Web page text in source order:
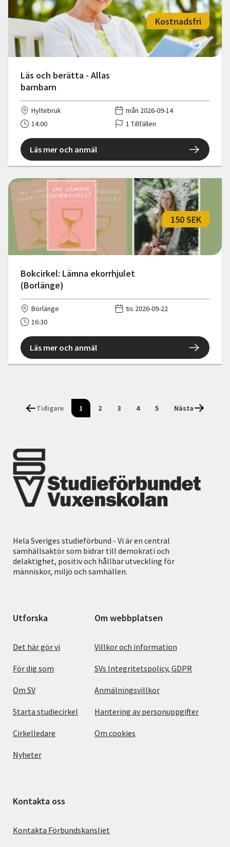
Läs och berätta - Allas
barnbarn
Kostnadsfri
Hyltebruk
mån 2026-09-14
14:00
1 Tillfällen
Läs mer och anmäl
Bokcirkel: Lämna ekorrhjulet
(Borlänge)
150 SEK
Borlänge
tis 2026-09-22
16:30
Läs mer och anmäl
Tidigare 1 2 3 4 5 Nästa
Hela Sveriges studieförbund - Vi är en central
samhällsaktör som bidrar till demokrati och
delaktighet, positiv och hållbar utveckling för
människor, miljö och samhällen.
Utforska
Det här gör vi
För dig som
Om SV
Starta studiecirkel
Cirkelledare
Nyheter
Om webbplatsen
Villkor och information
SVs Integritetspolicy, GDPR
Anmälningsvillkor
Hantering av personuppgifter
Om cookies
Kontakta oss
Kontakta Förbundskansliet